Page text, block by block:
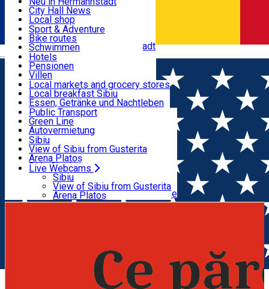
Română
Aktivitäten & Abenteuer
Unterkunft
Essen, Getränke & Nachtleben
Transport & Parken
Live Webcams
Kultur
Museen
Kirchen
Parks, Zoo
Im Umkreis von Hermannstadt
City Hall News
Local shop
Sibiu Handwerker
Sibiul Verde
Public services
Bildung
Wie komme ich nach Sibiu?
Touristeninfo
Reiseführer
Guided tours
Local publication
Schönheitssalon
Sport & Adventure
Bike routes
Schwimmen
Reiten
Fitnessstudio
Loc de joacă indoor
Loc de joacă outdoor
Ski
Eislaufen
Yoga
Hotels
Pensionen
Villen
Hostels
Motels
Camping
Zimmer zu vermieten
Wohnungen
Unterkunft außerhalb von Sibiu
Local markets and grocery stores
Local breakfast Sibiu
Essen, Getränke und Nachtleben
Pizza
Fast Food
Kaffeestube
Konditorei
Pub, Bar
Nachtclubs
Bäckerei
Public Transport
Green Line
Autovermietung
Fahrad verleih
Scooter rentals
Taxi
Ride Sharing
Park-Tickets
Parkplätze
Ladestationen für Elektrofahrzeuge
Sibiu
View of Sibiu from Gusterita
Arena Platoș
Live Webcams
Sibiu
View of Sibiu from Gusterita
Arena Platoș
Home Places
Noul chestionar din Campania Tursib -
“Părerea TA contează”